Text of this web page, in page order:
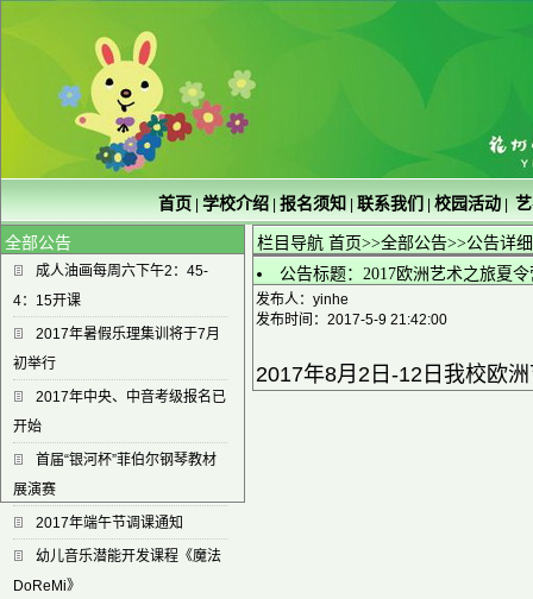
首页 学校介绍 报名须知 联系我们 校园活动
全部公告
成人油画每周六下午2：45-
4：15开课
2017年暑假乐理集训将于7月
初举行
2017年中央、中音考级报名已
开始
首届“银河杯”菲伯尔钢琴教材
展演赛
2017年端午节调课通知
幼儿音乐潜能开发课程《魔法
DoReMi》
栏目导航 首页>>全部公告>>公告详
公告标题：2017欧洲艺术之旅夏令
发布人：yinhe
发布时间：2017-5-9 21:42:00
2017年8月2日-12日我校欧